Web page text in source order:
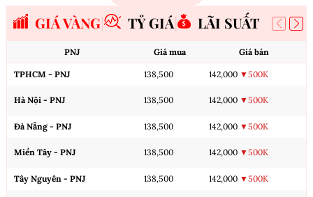
GIÁ VÀNG TỶ GIÁ LÃI SUẤT
PNJ Giá mua Giá bán
TPHCM - PNJ 138,500 142,000 ▼500K
Hà Nội - PNJ 138,500 142,000 ▼500K
Đà Nẵng - PNJ 138,500 142,000 ▼500K
Miền Tây - PNJ 138,500 142,000 ▼500K
Tây Nguyên - PNJ 138,500 142,000 ▼500K